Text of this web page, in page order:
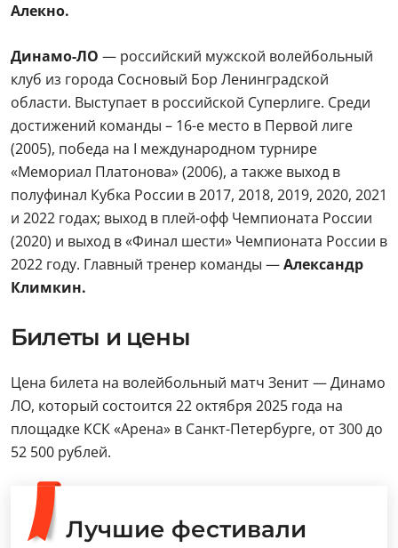
Алекно.
Динамо-ЛО — российский мужской волейбольный
клуб из города Сосновый Бор Ленинградской
области. Выступает в российской Суперлиге. Среди
достижений команды – 16-е место в Первой лиге
(2005), победа на I международном турнире
«Мемориал Платонова» (2006), а также выход в
полуфинал Кубка России в 2017, 2018, 2019, 2020, 2021
и 2022 годах; выход в плей-офф Чемпионата России
(2020) и выход в «Финал шести» Чемпионата России в
2022 году. Главный тренер команды —Александр
Климкин.
Билеты и цены
Цена билета на волейбольный матч Зенит — Динамо
ЛО, который состоится 22 октября 2025 года на
площадке КСК «Арена» в Санкт-Петербурге, от 300 до
52 500 рублей.
Лучшие фестивали